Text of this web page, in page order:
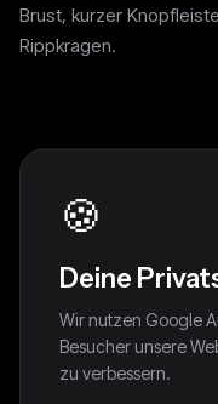
Brust, kurzer
Rippkragen.
🍪
Deine
Wir nutzen Google
Besucher unsere
zu verbessern.